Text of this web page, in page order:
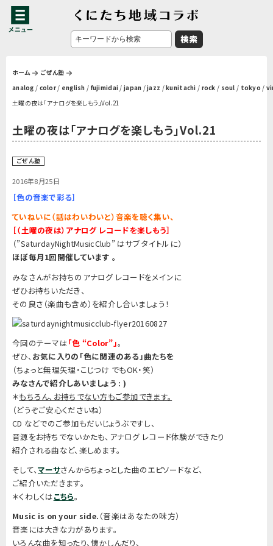
ホーム
ごぜん塾
analog / color/ english / fujimidai / japan /jazz /kunitachi / rock / soul / tokyo /
土曜の夜は「アナログを楽しもう」Vol.21
土曜の夜は「アナログを楽しもう」Vol.21
ごぜん塾
2016年8月25日
［色の音楽で彩る］
ていねいに（話はわいわいと）音楽を聴く集い、
［（土曜の夜は）アナログ レコードを楽しもう］
（”SaturdayNightMusicClub” はサブ タイトルに）
ほぼ毎月1回開催しています 。
みなさんがお持ちのアナログ レコードをメインに
ぜひお持ちいただき、
その良さ（楽曲も含め）を紹介し合いましょう！
今回のテーマは「色 “Color” 」。
ぜひ、 お気に入りの「色に関連のある」曲たちを
（ちょっと無理矢理・こじつけ でもOK・笑）
みなさんで紹介しあいましょう : )
＊もちろん、お持ちでない方もご参加できます。
（どうぞご安心くださいね）
CD などでのご参加もだいじょうぶですし、
音源をお持ちでないかたも、アナログ レコード体験ができたり
紹介される曲など、楽しめます。
そして、マーサさんからちょっとした曲のエピソードなど、
ご紹介いただきます。
＊くわしくはこちら。
Music is on your side. （音楽はあなたの味方）
音楽には大きな力があります。
いろんな曲を知ったり、懐かしんだり、